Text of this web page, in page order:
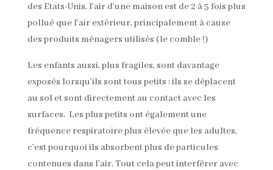
des Etats-Unis, l’air d’une maison est de 2 à 5 fois plus
pollué que l’air extérieur, principalement à cause
des produits ménagers utilisés (le comble !)
Les enfants aussi, plus fragiles, sont davantage
exposés lorsqu’ils sont tous petits : ils se déplacent
au sol et sont directement au contact avec les
surfaces. Les plus petits ont également une
fréquence respiratoire plus élevée que les adultes,
c’est pourquoi ils absorbent plus de particules
contenues dans l’air. Tout cela peut interférer avec